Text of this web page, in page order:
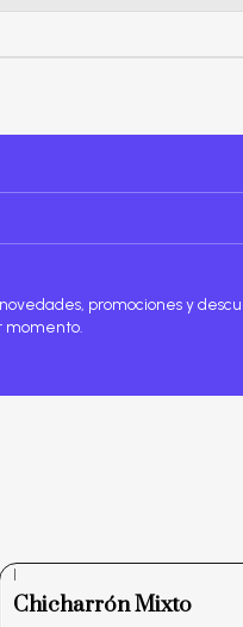
promociones y
momento.
|
Chicharrón Mixto